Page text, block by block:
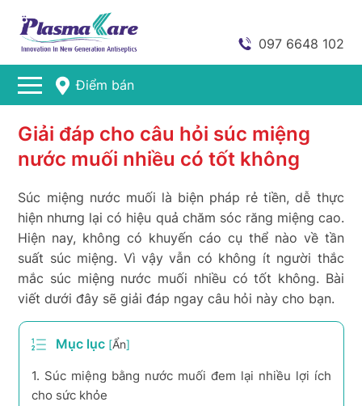
097 6648 102
Điểm bán
Giải đáp cho câu hỏi súc miệng
nước muối nhiều có tốt không
Súc miệng nước muối là biện pháp rẻ tiền, dễ thực
hiện nhưng lại có hiệu quả chăm sóc răng miệng cao.
Hiện nay, không có khuyến cáo cụ thể nào về tần
suất súc miệng. Vì vậy vẫn có không ít người thắc
mắc súc miệng nước muối nhiều có tốt không. Bài
viết dưới đây sẽ giải đáp ngay câu hỏi này cho bạn.
Mục lục [Ẩn]
1. Súc miệng bằng nước muối đem lại nhiều lợi ích
cho sức khỏe